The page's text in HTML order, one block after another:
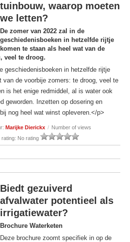
tuinbouw, waarop moeten
we letten?
De zomer van 2022 zal in de
geschiedenisboeken in hetzelfde rijtje
komen te staan als heel wat van de
veel te droog.
geschiedenisboeken in hetzelfde rijtje
van de voorbije zomers: te droog, veel te
is het enige redmiddel, al is water ook
geworden. Inzetten op dosering en
nog heel wat winst opleveren.</p>
Marijke Dierickx / Number of views
rating: No rating
Biedt gezuiverd
afvalwater potentieel als
irrigatiewater?
Brochure Waterketen
Deze brochure zoomt specifiek in op de